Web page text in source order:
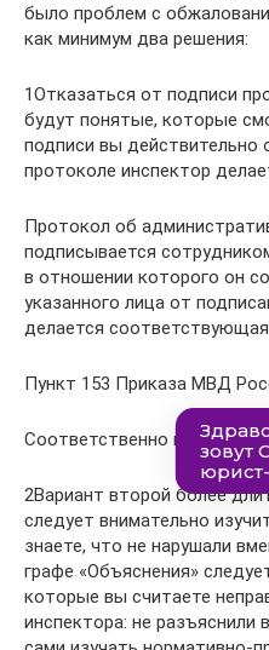
было проблем с
как минимум два решения:
1Отказаться от подписи
будут понятые, которые
подписи вы действительно
протоколе инспектор
Протокол об
подписывается
в отношении которого он
указанного лица от
делается соответствующая
Пункт 153 Приказа МВД
Соответственно вам за это
2Вариант второй более
следует внимательно
знаете, что не нарушали
графе «Объяснения»
которые вы считаете
инспектора: не